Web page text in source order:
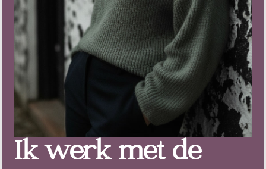
Ik werk met de